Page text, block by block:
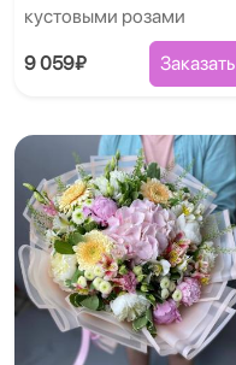
кустовыми розами
9 059₽ Заказать